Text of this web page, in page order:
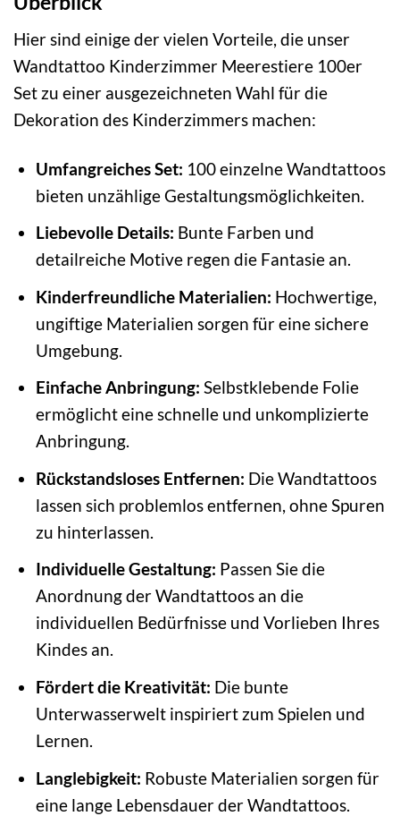
Hier sind einige der vielen Vorteile, die unser
Wandtattoo Kinderzimmer Meerestiere 100er
Set zu einer ausgezeichneten Wahl für die
Dekoration des Kinderzimmers machen:
Umfangreiches Set: 100 einzelne Wandtattoos
bieten unzählige Gestaltungsmöglichkeiten.
Liebevolle Details: Bunte Farben und
detailreiche Motive regen die Fantasie an.
Kinderfreundliche Materialien: Hochwertige,
ungiftige Materialien sorgen für eine sichere
Umgebung.
Einfache Anbringung: Selbstklebende Folie
ermöglicht eine schnelle und unkomplizierte
Anbringung.
Rückstandsloses Entfernen: Die Wandtattoos
lassen sich problemlos entfernen, ohne Spuren
zu hinterlassen.
Individuelle Gestaltung: Passen Sie die
Anordnung der Wandtattoos an die
individuellen Bedürfnisse und Vorlieben Ihres
Kindes an.
Fördert die Kreativität: Die bunte
Unterwasserwelt inspiriert zum Spielen und
Lernen.
Langlebigkeit: Robuste Materialien sorgen für
eine lange Lebensdauer der Wandtattoos.